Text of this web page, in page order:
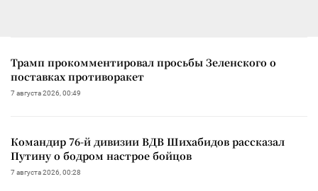
Трамп прокомментировал просьбы Зеленского о
поставках противоракет
7 августа 2026, 00:49
Командир 76-й дивизии ВДВ Шихабидов рассказал
Путину о бодром настрое бойцов
7 августа 2026, 00:28